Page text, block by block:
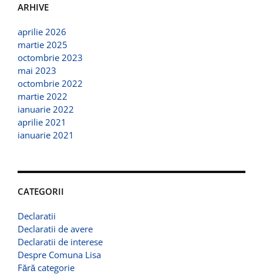
ARHIVE
aprilie 2026
martie 2025
octombrie 2023
mai 2023
octombrie 2022
martie 2022
ianuarie 2022
aprilie 2021
ianuarie 2021
CATEGORII
Declaratii
Declaratii de avere
Declaratii de interese
Despre Comuna Lisa
Fără categorie